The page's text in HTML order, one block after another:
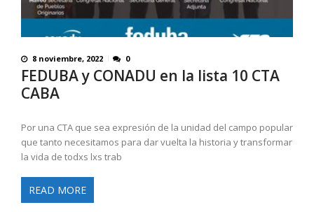
8 noviembre, 2022 0
FEDUBA y CONADU en la lista 10 CTA
CABA
Por una CTA que sea expresión de la unidad del campo popular
que tanto necesitamos para dar vuelta la historia y transformar
la vida de todxs lxs trab
READ MORE